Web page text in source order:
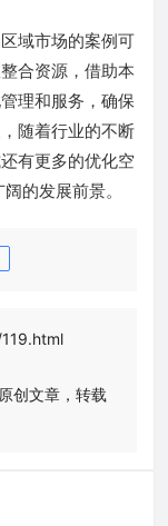
域市场的案例可
合资源，借助本
理和服务，确保
随着行业的不断
有更多的优化空
的发展前景。
创文章，转载